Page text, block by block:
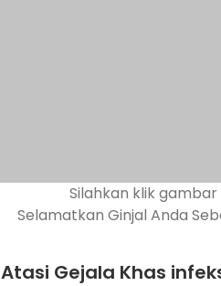
Silahkan klik
Selamatkan Ginjal Anda
Atasi Gejala Khas